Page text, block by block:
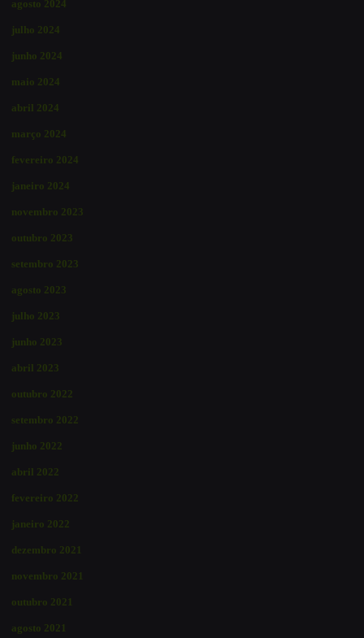
agosto 2024
julho 2024
junho 2024
maio 2024
abril 2024
março 2024
fevereiro 2024
janeiro 2024
novembro 2023
outubro 2023
setembro 2023
agosto 2023
julho 2023
junho 2023
abril 2023
outubro 2022
setembro 2022
junho 2022
abril 2022
fevereiro 2022
janeiro 2022
dezembro 2021
novembro 2021
outubro 2021
agosto 2021